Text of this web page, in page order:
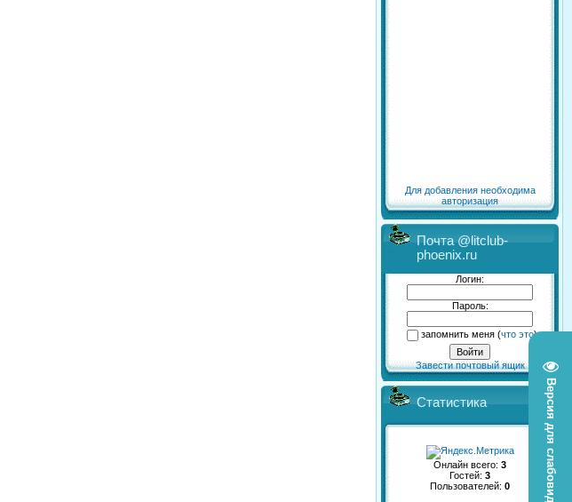
Версия для слабовидящих
Для добавления необходима
авторизация
Почта @litclub-
phoenix.ru
Логин:
Пароль:
запомнить меня(что это)
Завести почтовый ящик
Статистика
Онлайн всего: 3
Гостей: 3
Пользователей: 0